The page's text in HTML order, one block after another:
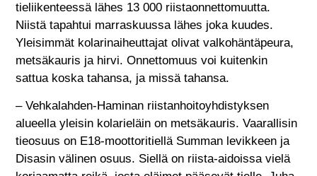
tieliikenteessä lähes 13 000 riistaonnettomuutta.
Niistä tapahtui marraskuussa lähes joka kuudes.
Yleisimmät kolarinaiheuttajat olivat valkohäntäpeura,
metsäkauris ja hirvi. Onnettomuus voi kuitenkin
sattua koska tahansa, ja missä tahansa.
– Vehkalahden-Haminan riistanhoitoyhdistyksen
alueella yleisin kolarieläin on metsäkauris. Vaarallisin
tieosuus on E18-moottoritiellä Summan levikkeen ja
Disasin välinen osuus. Siellä on riista-aidoissa vielä